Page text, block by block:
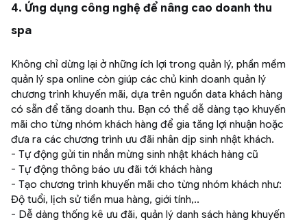
4. Ứng dụng công nghệ để nâng cao doanh thu
spa
Không chỉ dừng lại ở những ích lợi trong quản lý, phần mềm
quản lý spa online còn giúp các chủ kinh doanh quản lý
chương trình khuyến mãi, dựa trên nguồn data khách hàng
có sẵn để tăng doanh thu. Bạn có thể dễ dàng tạo khuyến
mãi cho từng nhóm khách hàng để gia tăng lợi nhuận hoặc
đưa ra các chương trình ưu đãi nhân dịp sinh nhật khách.
- Tự động gửi tin nhắn mừng sinh nhật khách hàng cũ
- Tự động thông báo ưu đãi tới khách hàng
- Tạo chương trình khuyến mãi cho từng nhóm khách như:
Độ tuổi, lịch sử tiền mua hàng, giới tính,..
- Dễ dàng thống kê ưu đãi, quản lý danh sách hàng khuyến